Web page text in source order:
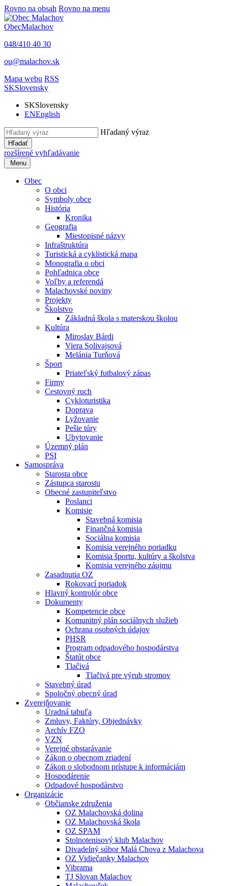
Rovno na obsah Rovno na menu
ObecMalachov
048/410 40 30
ou@malachov.sk
Mapa webu RSS
SKSlovensky
SKSlovensky
ENEnglish
Hľadaný výraz
Hľadať
rozšírené vyhľadávanie
Menu
Obec
O obci
Symboly obce
História
Kronika
Geografia
Miestopisné názvy
Infraštruktúra
Turistická a cyklistická mapa
Monografia o obci
Pohľadnica obce
Voľby a referendá
Malachovské noviny
Projekty
Školstvo
Základná škola s materskou školou
Kultúra
Miroslav Bárdi
Viera Solivajsová
Melánia Turňová
Šport
Priateľský futbalový zápas
Firmy
Cestovný ruch
Cykloturistika
Doprava
Lyžovanie
Pešie túry
Ubytovanie
Územný plán
PSI
Samospráva
Starosta obce
Zástupca starostu
Obecné zastupiteľstvo
Poslanci
Komisie
Stavebná komisia
Finančná komisia
Sociálna komisia
Komisia verejného poriadku
Komisia športu, kultúry a školstva
Komisia verejného záujmu
Zasadnutia OZ
Rokovací poriadok
Hlavný kontrolór obce
Dokumenty
Kompetencie obce
Komunitný plán sociálnych služieb
Ochrana osobných údajov
PHSR
Program odpadového hospodárstva
Štatút obce
Tlačivá
Tlačivá pre výrub stromov
Stavebný úrad
Spoločný obecný úrad
Zverejňovanie
Úradná tabuľa
Zmluvy, Faktúry, Objednávky
Archív FZO
VZN
Verejné obstarávanie
Zákon o obecnom zriadení
Zákon o slobodnom prístupe k informáciám
Hospodárenie
Odpadové hospodárstvo
Organizácie
Občianske združenia
OZ Malachovská dolina
OZ Malachovská škola
OZ SPAM
Stolnotenisový klub Malachov
Divadelný súbor Malá Chova z Malachova
OZ Vidiečanky Malachov
Vibrama
TJ Slovan Malachov